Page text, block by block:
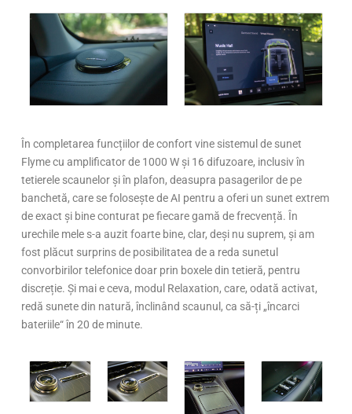
În completarea funcțiilor de confort vine sistemul de sunet
Flyme cu amplificator de 1000 W și 16 difuzoare, inclusiv în
tetierele scaunelor și în plafon, deasupra pasagerilor de pe
banchetă, care se folosește de AI pentru a oferi un sunet extrem
de exact și bine conturat pe fiecare gamă de frecvență. În
urechile mele s-a auzit foarte bine, clar, deși nu suprem, și am
fost plăcut surprins de posibilitatea de a reda sunetul
convorbirilor telefonice doar prin boxele din tetieră, pentru
discreție. Și mai e ceva, modul Relaxation, care, odată activat,
redă sunete din natură, înclinând scaunul, ca să-ți „încarci
bateriile“ în 20 de minute.